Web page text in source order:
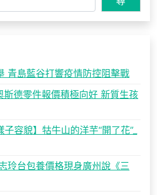
青島藍谷打響疫情防控阻擊戰
斯德零件報價積極向好 新質生孩
子容貌】牯牛山的洋芋“開了花”_
玲台包養價格現身廣州說《三